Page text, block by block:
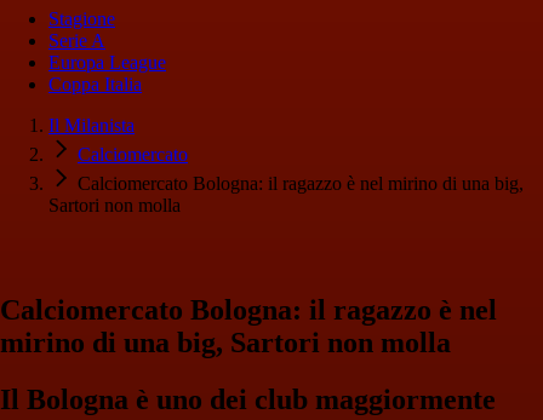
Stagione
Serie A
Europa League
Coppa Italia
Il Milanista
Calciomercato
Calciomercato Bologna: il ragazzo è nel mirino di una big,
Sartori non molla
Calciomercato Bologna: il ragazzo è nel
mirino di una big, Sartori non molla
Il Bologna è uno dei club maggiormente